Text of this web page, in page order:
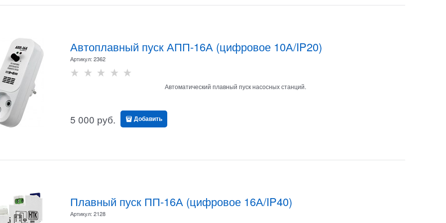
Автоплавный пуск АПП-16А (цифровое 10А/IP20)
Артикул: 2362
Автоматический плавный пуск насосных станций.
5 000 руб. Добавить
Плавный пуск ПП-16А (цифровое 16А/IP40)
Артикул: 2128